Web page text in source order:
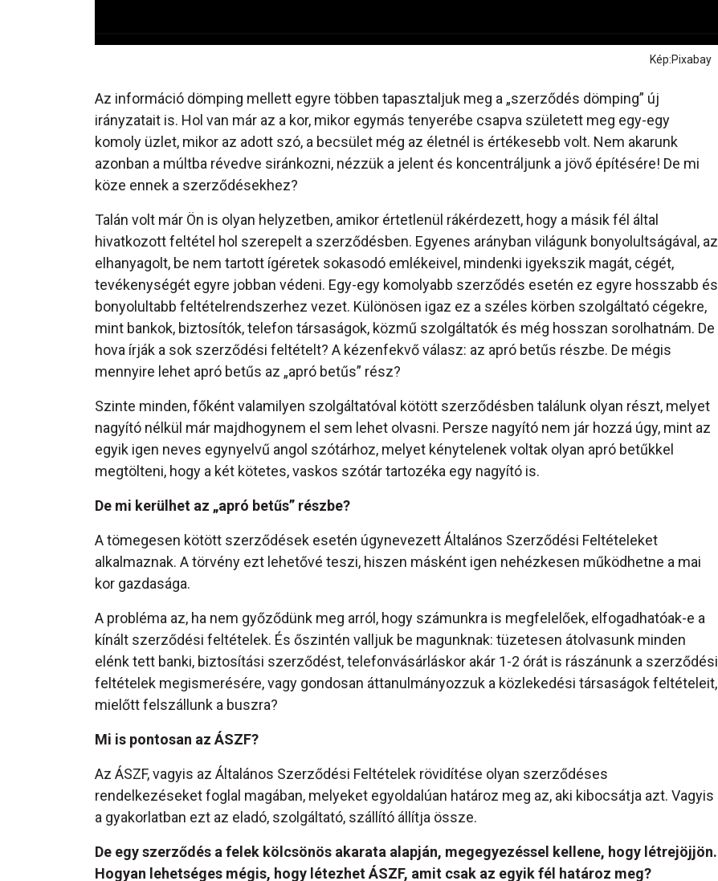
Kép:Pixabay
Az információ dömping mellett egyre többen tapasztaljuk meg a „szerződés dömping” új
irányzatait is. Hol van már az a kor, mikor egymás tenyerébe csapva született meg egy-egy
komoly üzlet, mikor az adott szó, a becsület még az életnél is értékesebb volt. Nem akarunk
azonban a múltba révedve siránkozni, nézzük a jelent és koncentráljunk a jövő építésére! De mi
köze ennek a szerződésekhez?
Talán volt már Ön is olyan helyzetben, amikor értetlenül rákérdezett, hogy a másik fél által
hivatkozott feltétel hol szerepelt a szerződésben. Egyenes arányban világunk bonyolultságával, az
elhanyagolt, be nem tartott ígéretek sokasodó emlékeivel, mindenki igyekszik magát, cégét,
tevékenységét egyre jobban védeni. Egy-egy komolyabb szerződés esetén ez egyre hosszabb és
bonyolultabb feltételrendszerhez vezet. Különösen igaz ez a széles körben szolgáltató cégekre,
mint bankok, biztosítók, telefon társaságok, közmű szolgáltatók és még hosszan sorolhatnám. De
hova írják a sok szerződési feltételt? A kézenfekvő válasz: az apró betűs részbe. De mégis
mennyire lehet apró betűs az „apró betűs” rész?
Szinte minden, főként valamilyen szolgáltatóval kötött szerződésben találunk olyan részt, melyet
nagyító nélkül már majdhogynem el sem lehet olvasni. Persze nagyító nem jár hozzá úgy, mint az
egyik igen neves egynyelvű angol szótárhoz, melyet kénytelenek voltak olyan apró betűkkel
megtölteni, hogy a két kötetes, vaskos szótár tartozéka egy nagyító is.
De mi kerülhet az „apró betűs” részbe?
A tömegesen kötött szerződések esetén úgynevezett Általános Szerződési Feltételeket
alkalmaznak. A törvény ezt lehetővé teszi, hiszen másként igen nehézkesen működhetne a mai
kor gazdasága.
A probléma az, ha nem győződünk meg arról, hogy számunkra is megfelelőek, elfogadhatóak-e a
kínált szerződési feltételek. És őszintén valljuk be magunknak: tüzetesen átolvasunk minden
elénk tett banki, biztosítási szerződést, telefonvásárláskor akár 1-2 órát is rászánunk a szerződési
feltételek megismerésére, vagy gondosan áttanulmányozzuk a közlekedési társaságok feltételeit,
mielőtt felszállunk a buszra?
Mi is pontosan az ÁSZF?
Az ÁSZF, vagyis az Általános Szerződési Feltételek rövidítése olyan szerződéses
rendelkezéseket foglal magában, melyeket egyoldalúan határoz meg az, aki kibocsátja azt. Vagyis
a gyakorlatban ezt az eladó, szolgáltató, szállító állítja össze.
De egy szerződés a felek kölcsönös akarata alapján, megegyezéssel kellene, hogy létrejöjjön.
Hogyan lehetséges mégis, hogy létezhet ÁSZF, amit csak az egyik fél határoz meg?